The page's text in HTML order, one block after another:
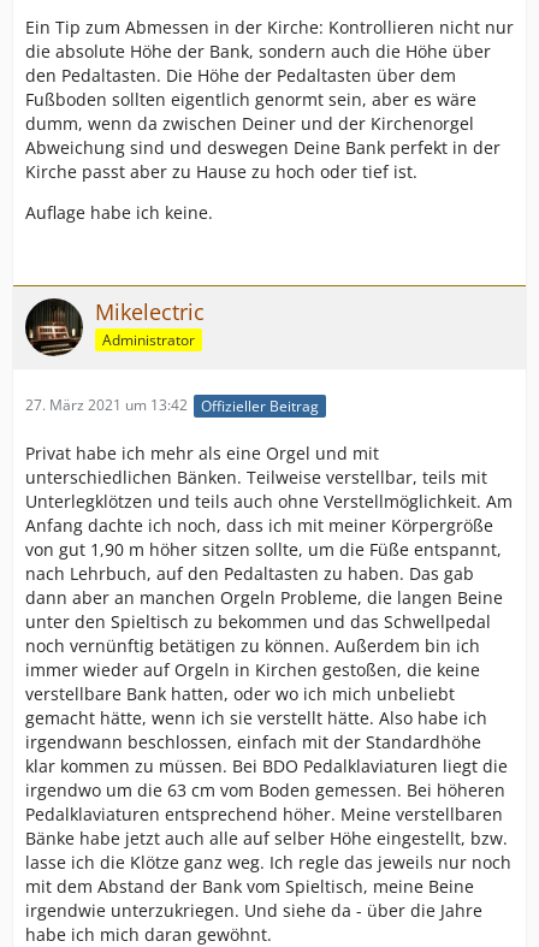
Ein Tip zum Abmessen in der Kirche: Kontrollieren nicht nur
die absolute Höhe der Bank, sondern auch die Höhe über
den Pedaltasten. Die Höhe der Pedaltasten über dem
Fußboden sollten eigentlich genormt sein, aber es wäre
dumm, wenn da zwischen Deiner und der Kirchenorgel
Abweichung sind und deswegen Deine Bank perfekt in der
Kirche passt aber zu Hause zu hoch oder tief ist.
Auflage habe ich keine.
Mikelectric
Administrator
27. März 2021 um 13:42 Offizieller Beitrag
Privat habe ich mehr als eine Orgel und mit
unterschiedlichen Bänken. Teilweise verstellbar, teils mit
Unterlegklötzen und teils auch ohne Verstellmöglichkeit. Am
Anfang dachte ich noch, dass ich mit meiner Körpergröße
von gut 1,90 m höher sitzen sollte, um die Füße entspannt,
nach Lehrbuch, auf den Pedaltasten zu haben. Das gab
dann aber an manchen Orgeln Probleme, die langen Beine
unter den Spieltisch zu bekommen und das Schwellpedal
noch vernünftig betätigen zu können. Außerdem bin ich
immer wieder auf Orgeln in Kirchen gestoßen, die keine
verstellbare Bank hatten, oder wo ich mich unbeliebt
gemacht hätte, wenn ich sie verstellt hätte. Also habe ich
irgendwann beschlossen, einfach mit der Standardhöhe
klar kommen zu müssen. Bei BDO Pedalklaviaturen liegt die
irgendwo um die 63 cm vom Boden gemessen. Bei höheren
Pedalklaviaturen entsprechend höher. Meine verstellbaren
Bänke habe jetzt auch alle auf selber Höhe eingestellt, bzw.
lasse ich die Klötze ganz weg. Ich regle das jeweils nur noch
mit dem Abstand der Bank vom Spieltisch, meine Beine
irgendwie unterzukriegen. Und siehe da - über die Jahre
habe ich mich daran gewöhnt.